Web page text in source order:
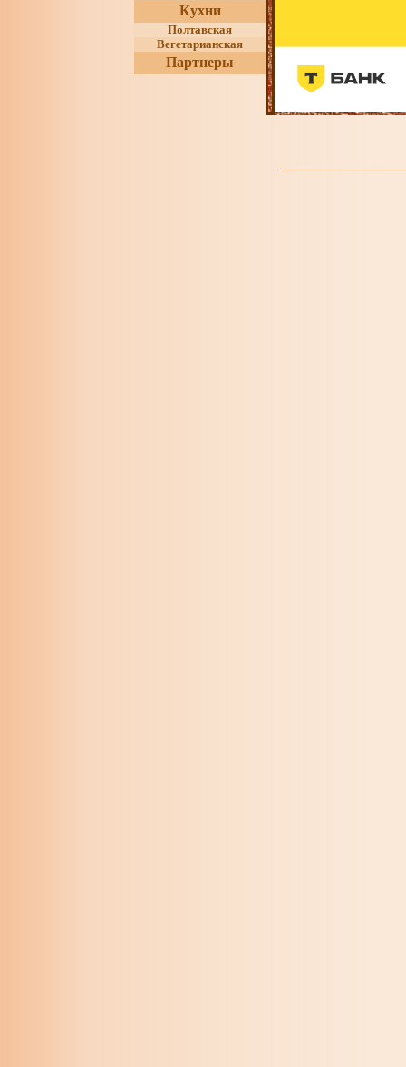
Кухни
Полтавская
Вегетарианская
Партнеры